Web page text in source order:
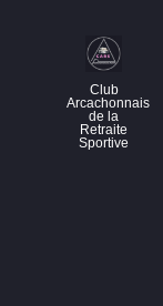
Club
Arcachonnais
de la
Retraite
Sportive